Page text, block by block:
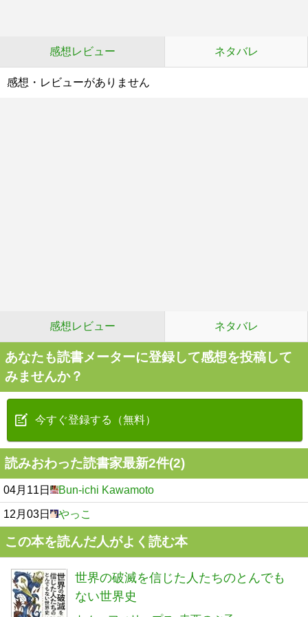
感想レビュー ネタバレ
感想・レビューがありません
感想レビュー ネタバレ
あなたも読書メーターに登録して感想を投稿して
みませんか？
今すぐ登録する（無料）
読みおわった読書家最新2件(2)
04月11日 Bun-ichi Kawamoto
12月03日 やっこ
この本を読んだ人がよく読む本
世界の破滅を信じた人たちのとんでも
ない世界史